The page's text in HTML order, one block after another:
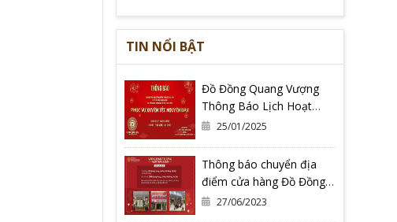
TIN NỔI BẬT
Đồ Đồng Quang Vượng
Thông Báo Lịch Hoạt
Động Tết Nguyên Đán Ất
25/01/2025
Thông báo chuyển địa
điểm cửa hàng Đồ Đồng
Quang Vượng Cơ Sở 2
27/06/2023